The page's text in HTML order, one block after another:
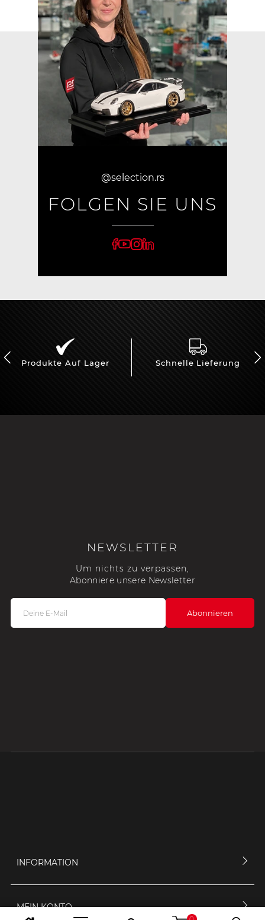
@selection.rs
FOLGEN SIE UNS
Produkte Auf Lager Schnelle Lieferung
NEWSLETTER
Um nichts zu verpassen,
Abonniere unsere Newsletter
INFORMATION
MEIN KONTO